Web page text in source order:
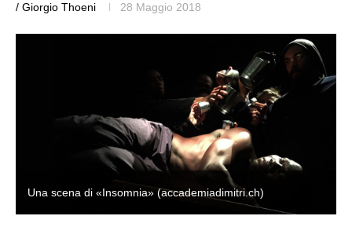
/ Giorgio Thoeni 28 Maggio 2018
Una scena di «Insomnia» (accademiadimitri.ch)